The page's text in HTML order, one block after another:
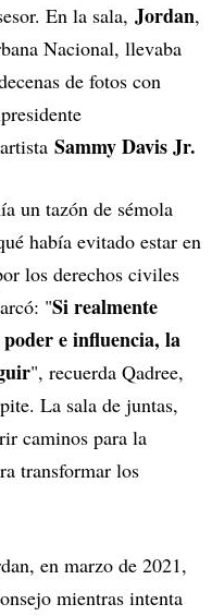
En la sala, Jordan,
Nacional, llevaba
de fotos con
Sammy Davis Jr.
un tazón de sémola
había evitado estar en
los derechos civiles
"Si realmente
e influencia, la
", recuerda Qadree,
La sala de juntas,
caminos para la
transformar los
en marzo de 2021,
mientras intenta